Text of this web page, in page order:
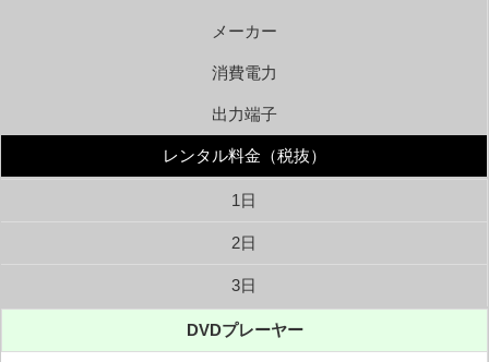
メーカー
消費電力
出力端子
レンタル料金（税抜）
1日
2日
3日
DVDプレーヤー